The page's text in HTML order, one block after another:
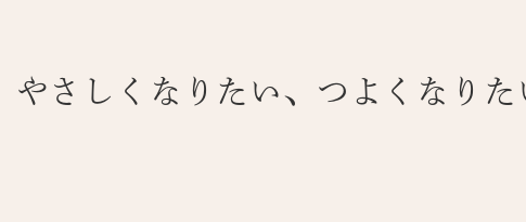
やさしくなりたい、つよくなりた